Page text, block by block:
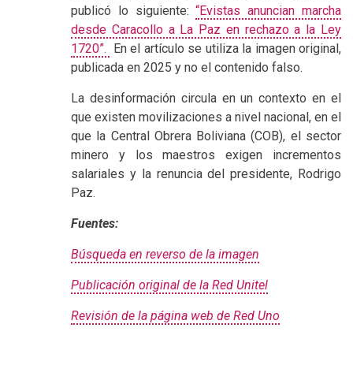
publicó lo siguiente:“Evistas anuncian marcha
desde Caracollo a La Paz en rechazo a la Ley
1720”. En el artículo se utiliza la imagen original,
publicada en 2025 y no el contenido falso.
La desinformación circula en un contexto en el
que existen movilizaciones a nivel nacional, en el
que la Central Obrera Boliviana (COB), el sector
minero y los maestros exigen incrementos
salariales y la renuncia del presidente, Rodrigo
Paz.
Fuentes:
Búsqueda en reverso de la imagen
Publicación original de la Red Unitel
Revisión de la página web de Red Uno